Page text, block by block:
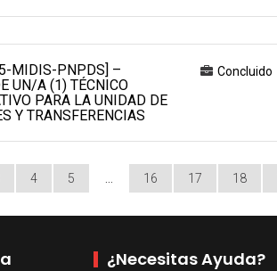
MIDIS-PNPDS] –
UN/A (1) TÉCNICO
PARA LA UNIDAD DE
Y TRANSFERENCIAS
Concluido
4 5 16 17 18
¿Necesitas Ayuda?